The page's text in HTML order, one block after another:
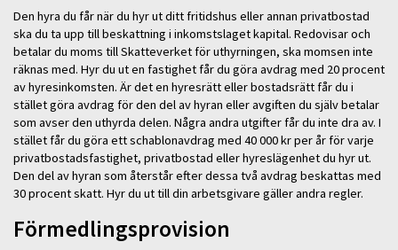
Den hyra du får när du hyr ut ditt fritidshus eller annan privatbostad
ska du ta upp till beskattning i inkomstslaget kapital. Redovisar och
betalar du moms till Skatteverket för uthyrningen, ska momsen inte
räknas med. Hyr du ut en fastighet får du göra avdrag med 20 procent
av hyresinkomsten. Är det en hyresrätt eller bostadsrätt får du i
stället göra avdrag för den del av hyran eller avgiften du själv betalar
som avser den uthyrda delen. Några andra utgifter får du inte dra av. I
stället får du göra ett schablonavdrag med 40 000 kr per år för varje
privatbostadsfastighet, privatbostad eller hyreslägenhet du hyr ut.
Den del av hyran som återstår efter dessa två avdrag beskattas med
30 procent skatt. Hyr du ut till din arbetsgivare gäller andra regler.
Förmedlingsprovision